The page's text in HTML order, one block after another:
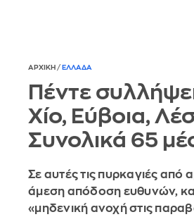
ΑΡΧΙΚΗ / ΕΛΛΑΔΑ
Πέντε
Χίο, Εύβοια,
Συνολικά 65
Σε αυτές τις πυρκαγιές από
άμεση απόδοση ευθυνών,
«μηδενική ανοχή στις